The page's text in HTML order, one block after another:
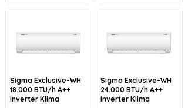
Sigma Exclusive-WH
18.000 BTU/h A++
Inverter Klima
Sigma Exclusive-WH
24.000 BTU/h A++
Inverter Klima